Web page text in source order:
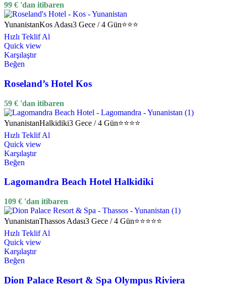
99 € 'dan itibaren
YunanistanKos Adası3 Gece / 4 Gün⭐⭐⭐
Hızlı Teklif Al
Quick view
Karşılaştır
Beğen
Roseland’s Hotel Kos
59 € 'dan itibaren
YunanistanHalkidiki3 Gece / 4 Gün⭐⭐⭐⭐
Hızlı Teklif Al
Quick view
Karşılaştır
Beğen
Lagomandra Beach Hotel Halkidiki
109 € 'dan itibaren
YunanistanThassos Adası3 Gece / 4 Gün⭐⭐⭐⭐⭐
Hızlı Teklif Al
Quick view
Karşılaştır
Beğen
Dion Palace Resort & Spa Olympus Riviera